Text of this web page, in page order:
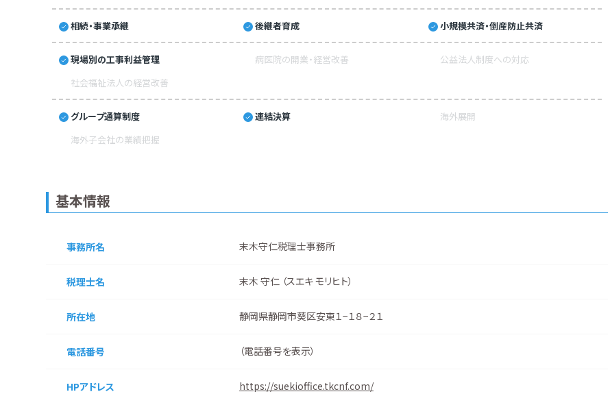
相続・事業承継 後継者育成 小規模共済・倒産防止共済
現場別の工事利益管理 病医院の開業・経営改善
公益法人制度への対応
社会福祉法人の経営改善
グループ通算制度 連結決算
海外展開
海外子会社の業績把握
基本情報
事務所名 末木守仁税理士事務所
税理士名 末木 守仁 （スエキ モリヒト）
所在地 静岡県静岡市葵区安東１−１８−２１
電話番号 （電話番号を表示）
HPアドレス https://suekioffice.tkcnf.com/